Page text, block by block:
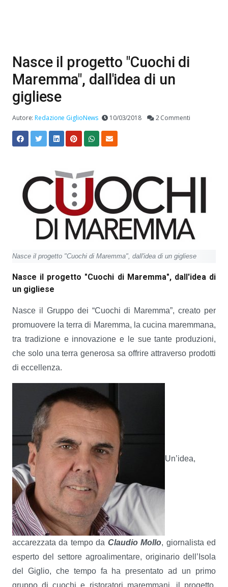
Nasce il progetto "Cuochi di
Maremma", dall'idea di un
gigliese
Autore:Redazione GiglioNews 10/03/2018 2 Commenti
Nasce il progetto "Cuochi di Maremma", dall'idea di un gigliese
Nasce il progetto "Cuochi di Maremma", dall'idea di
un gigliese
Nasce il Gruppo dei “Cuochi di Maremma”, creato per
promuovere la terra di Maremma, la cucina maremmana,
tra tradizione e innovazione e le sue tante produzioni,
che solo una terra generosa sa offrire attraverso prodotti
di eccellenza.
Un’idea,
accarezzata da tempo da Claudio Mollo, giornalista ed
esperto del settore agroalimentare, originario dell’Isola
del Giglio, che tempo fa ha presentato ad un primo